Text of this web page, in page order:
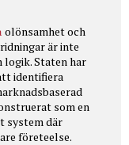
olönsamhet och
är inte
logik. Staten har
identifiera
som en
system där
företeelse.